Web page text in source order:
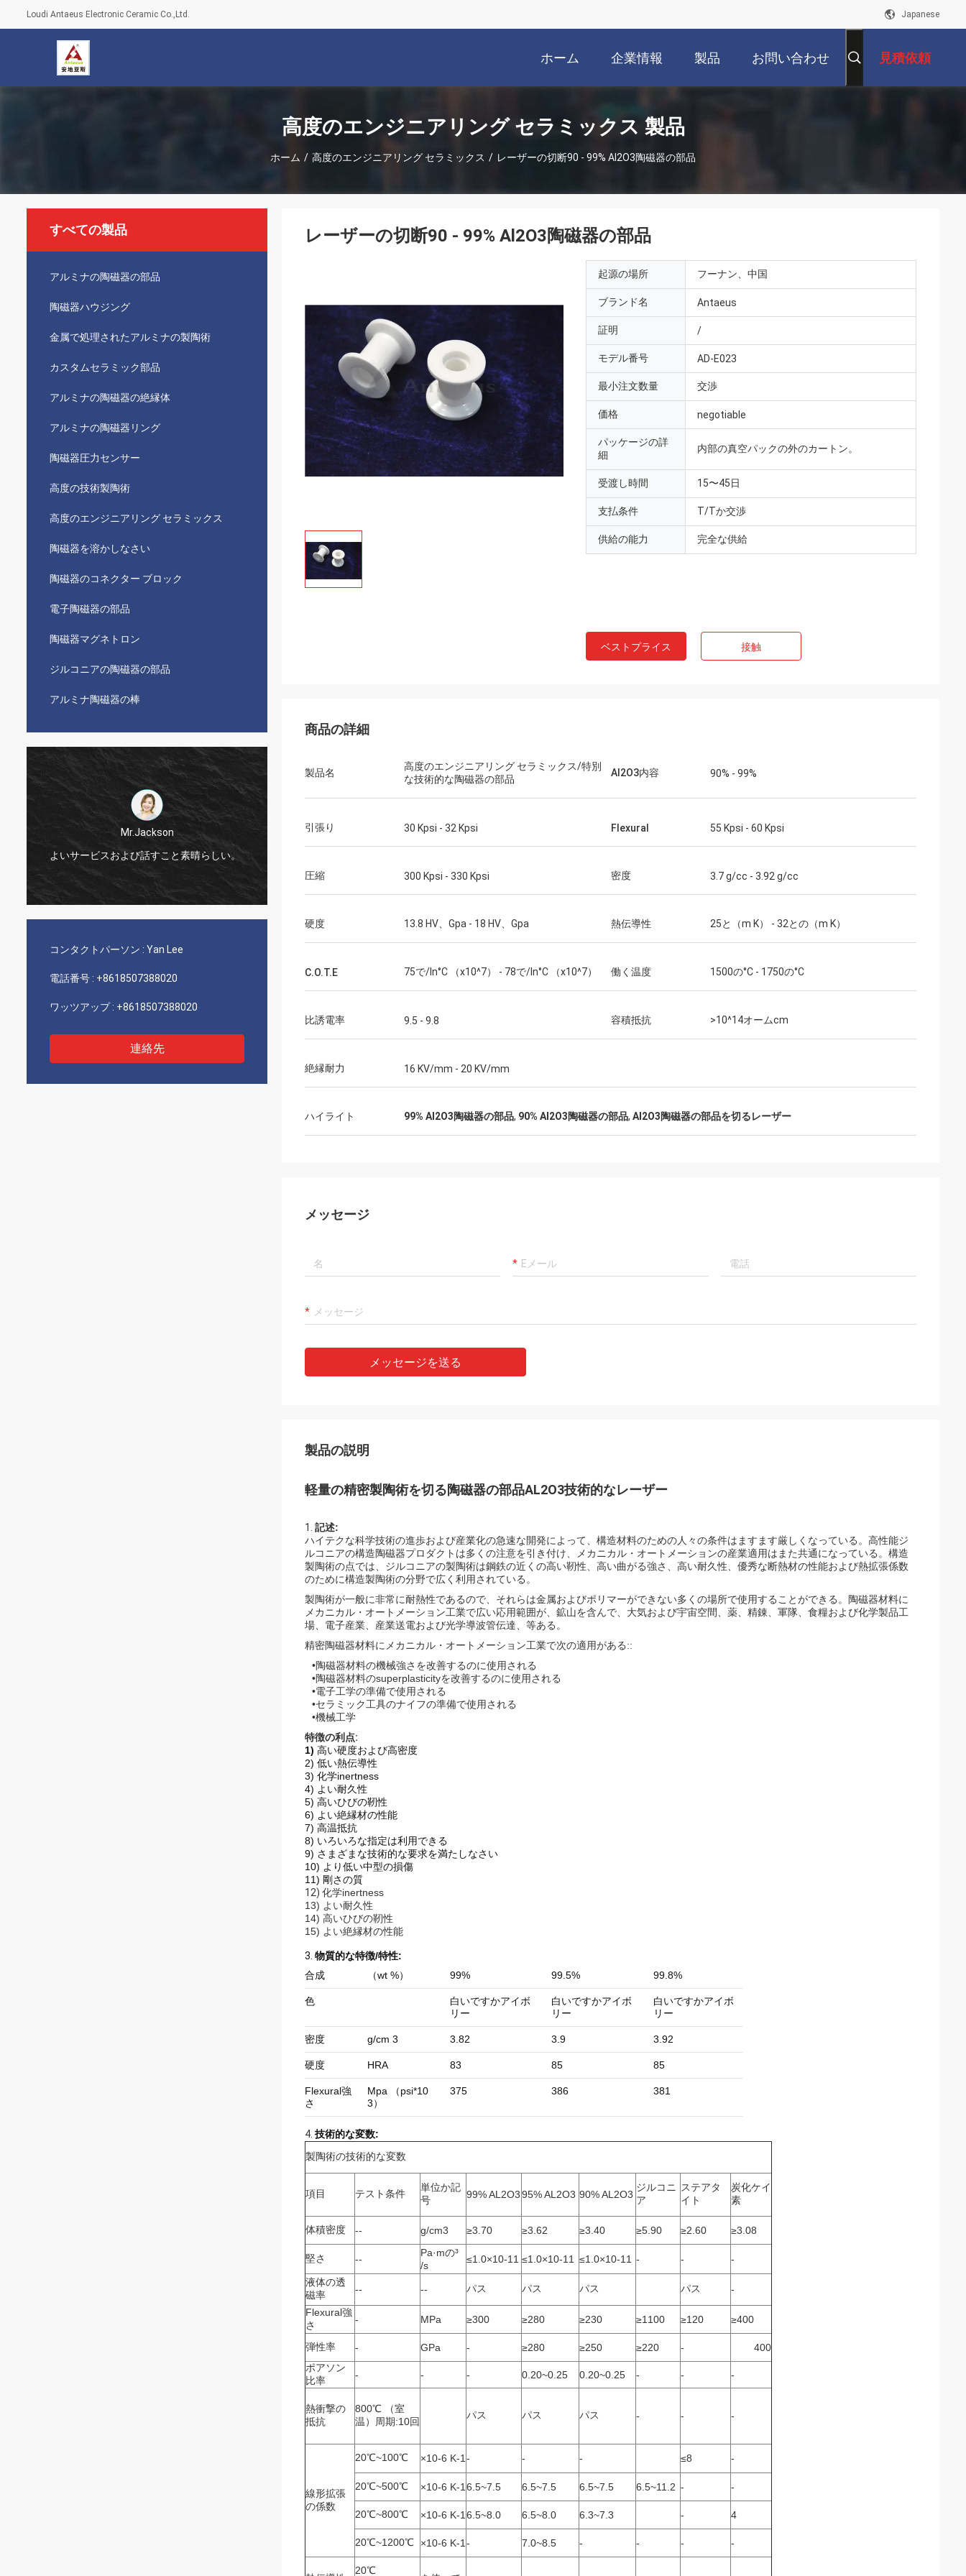
Loudi Antaeus Electronic Ceramic Co.,Ltd. Japanese
ホーム 企業情報 製品 お問い合わせ 見積依頼
高度のエンジニアリング セラミックス 製品
ホーム / 高度のエンジニアリング セラミックス / レーザーの切断90 - 99% Al2O3陶磁器の部品
すべての製品
アルミナの陶磁器の部品
陶磁器ハウジング
金属で処理されたアルミナの製陶術
カスタムセラミック部品
アルミナの陶磁器の絶縁体
アルミナの陶磁器リング
陶磁器圧力センサー
高度の技術製陶術
高度のエンジニアリング セラミックス
陶磁器を溶かしなさい
陶磁器のコネクター ブロック
電子陶磁器の部品
陶磁器マグネトロン
ジルコニアの陶磁器の部品
アルミナ陶磁器の棒
Mr.Jackson
よいサービスおよび話すこと素晴らしい。
Mr.Farn
コンタクトパーソン : Yan Lee
電話番号 : +8618507388020
ワッツアップ : +8618507388020
連絡先
レーザーの切断90 - 99% Al2O3陶磁器の部品
起源の場所 フーナン、中国
ブランド名 Antaeus
証明 /
モデル番号 AD-E023
最小注文数量 交渉
価格 negotiable
パッケージの詳
細
内部の真空パックの外のカートン。
受渡し時間 15〜45日
支払条件 T/Tか交渉
供給の能力 完全な供給
ベストプライス 接触
商品の詳細
製品名
高度のエンジニアリング セラミックス/特別
な技術的な陶磁器の部品
Al2O3内容 90% - 99%
引張り 30 Kpsi - 32 Kpsi Flexural 55 Kpsi - 60 Kpsi
圧縮 300 Kpsi - 330 Kpsi 密度 3.7 g/cc - 3.92 g/cc
硬度 13.8 HV、Gpa - 18 HV、Gpa 熱伝導性 25と（m K） - 32との（m K）
C.O.T.E 75で/In°C （x10^7） - 78で/In°C （x10^7） 働く温度 1500の°C - 1750の°C
比誘電率 9.5 - 9.8 容積抵抗 >10^14オームcm
絶縁耐力 16 KV/mm - 20 KV/mm
ハイライト 99% Al2O3陶磁器の部品, 90% Al2O3陶磁器の部品, Al2O3陶磁器の部品を切るレーザー
メッセージ
メッセージを送る
製品の説明
軽量の精密製陶術を切る陶磁器の部品AL2O3技術的なレーザー
1. 記述:
ハイテクな科学技術の進歩および産業化の急速な開発によって、構造材料のための人々の条件はますます厳しくなっている。高性能ジ
ルコニアの構造陶磁器プロダクトは多くの注意を引き付け、メカニカル・オートメーションの産業適用はまた共通になっている。構造
製陶術の点では、ジルコニアの製陶術は鋼鉄の近くの高い靭性、高い曲がる強さ、高い耐久性、優秀な断熱材の性能および熱拡張係数
のために構造製陶術の分野で広く利用されている。
製陶術が一般に非常に耐熱性であるので、それらは金属およびポリマーができない多くの場所で使用することができる。陶磁器材料に
メカニカル・オートメーション工業で広い応用範囲が、鉱山を含んで、大気および宇宙空間、薬、精錬、軍隊、食糧および化学製品工
場、電子産業、産業送電および光学導波管伝達、等ある。
精密陶磁器材料にメカニカル・オートメーション工業で次の適用がある::
•陶磁器材料の機械強さを改善するのに使用される
•陶磁器材料のsuperplasticityを改善するのに使用される
•電子工学の準備で使用される
•セラミック工具のナイフの準備で使用される
•機械工学
特徴の利点:
1) 高い硬度および高密度
2) 低い熱伝導性
3) 化学inertness
4) よい耐久性
5) 高いひびの靭性
6) よい絶縁材の性能
7) 高温抵抗
8) いろいろな指定は利用できる
9) さまざまな技術的な要求を満たしなさい
10) より低い中型の損傷
11) 剛さの質
12) 化学inertness
13) よい耐久性
14) 高いひびの靭性
15) よい絶縁材の性能
3. 物質的な特徴/特性:
合成
（wt %） 99% 99.5% 99.8%
色
白いですかアイボ
リー
白いですかアイボ
リー
白いですかアイボ
リー
密度 g/cm 3 3.82 3.9 3.92
硬度 HRA 83 85 85
Flexural強
さ
Mpa （psi*10
3）
375 386 381
4. 技術的な変数:
製陶術の技術的な変数
項目 テスト条件
単位か記
号
99% AL2O395% AL2O3 90% AL2O3
ジルコニ
ア
ステアタ
イト
炭化ケイ
素
体積密度 -- g/cm3 ≥3.70 ≥3.62 ≥3.40 ≥5.90 ≥2.60 ≥3.08
堅さ --
Pa·mの³
/s
≤1.0×10-11 ≤1.0×10-11 ≤1.0×10-11 - -
-
液体の透
磁率
-- -- パス パス パス パス
-
Flexural強
さ
- MPa ≥300 ≥280 ≥230 ≥1100 ≥120 ≥400
弾性率 - GPa - ≥280 ≥250 ≥220 -
400
ポアソン
比率
- - - 0.20~0.25 0.20~0.25 - - -
熱衝撃の
抵抗
800℃ （室
温）周期:10回
パス パス パス - - -
線形拡張
の係数
20℃~100℃ ×10-6 K-1 - - - ≤8 -
20℃~500℃ ×10-6 K-1 6.5~7.5 6.5~7.5 6.5~7.5 6.5~11.2 - -
20℃~800℃ ×10-6 K-1 6.5~8.0 6.5~8.0 6.3~7.3 - 4
20℃~1200℃ ×10-6 K-1 - 7.0~8.5 - - - -
20℃